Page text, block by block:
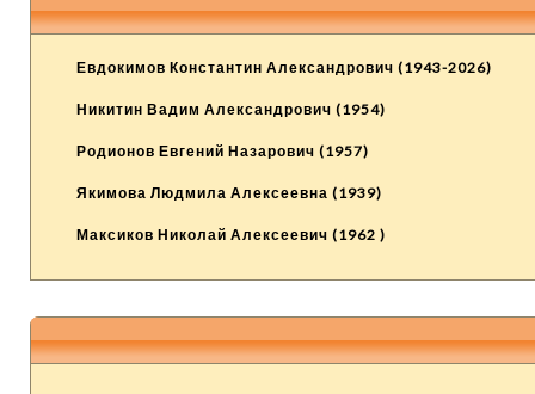
Евдокимов Константин Александрович (1943-2026)
Никитин Вадим Александрович (1954)
Родионов Евгений Назарович (1957)
Якимова Людмила Алексеевна (1939)
Максиков Николай Алексеевич (1962 )